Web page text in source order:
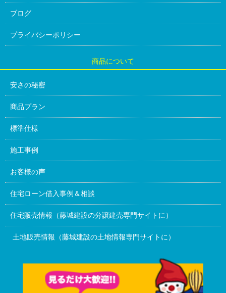
ブログ
プライバシーポリシー
商品について
安さの秘密
商品プラン
標準仕様
施工事例
お客様の声
住宅ローン借入事例＆相談
住宅販売情報（藤城建設の分譲建売専門サイトに）
土地販売情報（藤城建設の土地情報専門サイトに）